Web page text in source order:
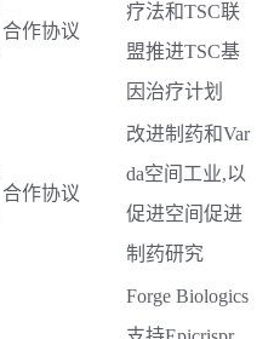
合作协议
疗法和TSC联
盟推进TSC基
因治疗计划
合作协议
改进制药和Var
da空间工业,以
促进空间促进
制药研究
Forge Biologics